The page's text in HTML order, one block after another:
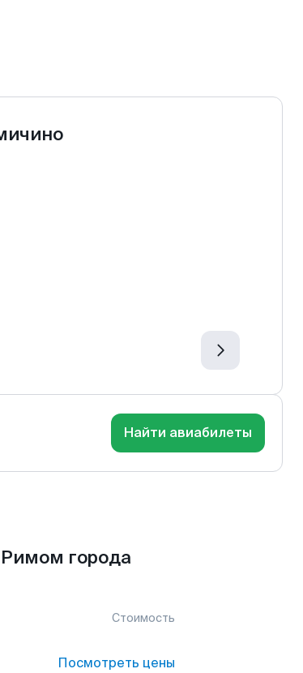
Найти авиабилеты
города
Стоимость
Посмотреть цены